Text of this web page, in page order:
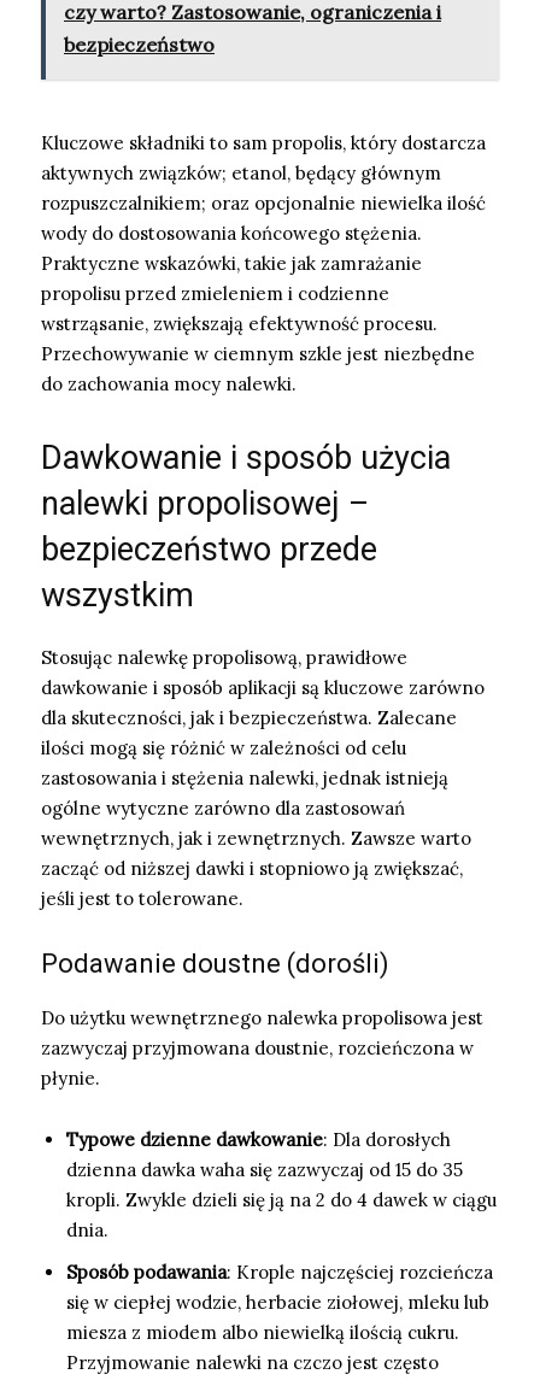
czy warto? Zastosowanie, ograniczenia i
bezpieczeństwo
Kluczowe składniki to sam propolis, który dostarcza
aktywnych związków; etanol, będący głównym
rozpuszczalnikiem; oraz opcjonalnie niewielka ilość
wody do dostosowania końcowego stężenia.
Praktyczne wskazówki, takie jak zamrażanie
propolisu przed zmieleniem i codzienne
wstrząsanie, zwiększają efektywność procesu.
Przechowywanie w ciemnym szkle jest niezbędne
do zachowania mocy nalewki.
Dawkowanie i sposób użycia
nalewki propolisowej –
bezpieczeństwo przede
wszystkim
Stosując nalewkę propolisową, prawidłowe
dawkowanie i sposób aplikacji są kluczowe zarówno
dla skuteczności, jak i bezpieczeństwa. Zalecane
ilości mogą się różnić w zależności od celu
zastosowania i stężenia nalewki, jednak istnieją
ogólne wytyczne zarówno dla zastosowań
wewnętrznych, jak i zewnętrznych. Zawsze warto
zacząć od niższej dawki i stopniowo ją zwiększać,
jeśli jest to tolerowane.
Podawanie doustne (dorośli)
Do użytku wewnętrznego nalewka propolisowa jest
zazwyczaj przyjmowana doustnie, rozcieńczona w
płynie.
Typowe dzienne dawkowanie: Dla dorosłych
dzienna dawka waha się zazwyczaj od 15 do 35
kropli. Zwykle dzieli się ją na 2 do 4 dawek w ciągu
dnia.
Sposób podawania: Krople najczęściej rozcieńcza
się w ciepłej wodzie, herbacie ziołowej, mleku lub
miesza z miodem albo niewielką ilością cukru.
Przyjmowanie nalewki na czczo jest często